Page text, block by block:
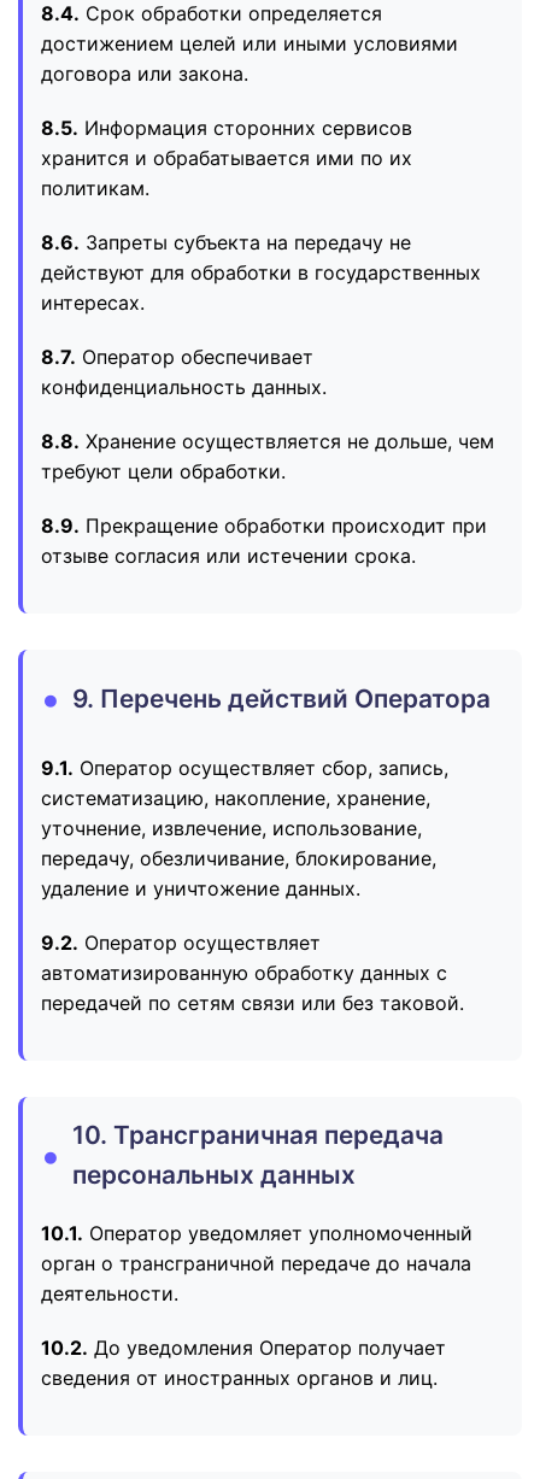
8.4. Срок обработки определяется
достижением целей или иными условиями
договора или закона.
8.5. Информация сторонних сервисов
хранится и обрабатывается ими по их
политикам.
8.6. Запреты субъекта на передачу не
действуют для обработки в государственных
интересах.
8.7. Оператор обеспечивает
конфиденциальность данных.
8.8. Хранение осуществляется не дольше, чем
требуют цели обработки.
8.9. Прекращение обработки происходит при
отзыве согласия или истечении срока.
9. Перечень действий Оператора
9.1. Оператор осуществляет сбор, запись,
систематизацию, накопление, хранение,
уточнение, извлечение, использование,
передачу, обезличивание, блокирование,
удаление и уничтожение данных.
9.2. Оператор осуществляет
автоматизированную обработку данных с
передачей по сетям связи или без таковой.
10. Трансграничная передача
персональных данных
10.1. Оператор уведомляет уполномоченный
орган о трансграничной передаче до начала
деятельности.
10.2. До уведомления Оператор получает
сведения от иностранных органов и лиц.